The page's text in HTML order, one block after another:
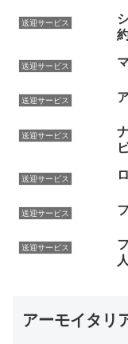
送迎サービス
送迎サービス
送迎サービス
送迎サービス
送迎サービス
送迎サービス
送迎サービス
アーモイタリ